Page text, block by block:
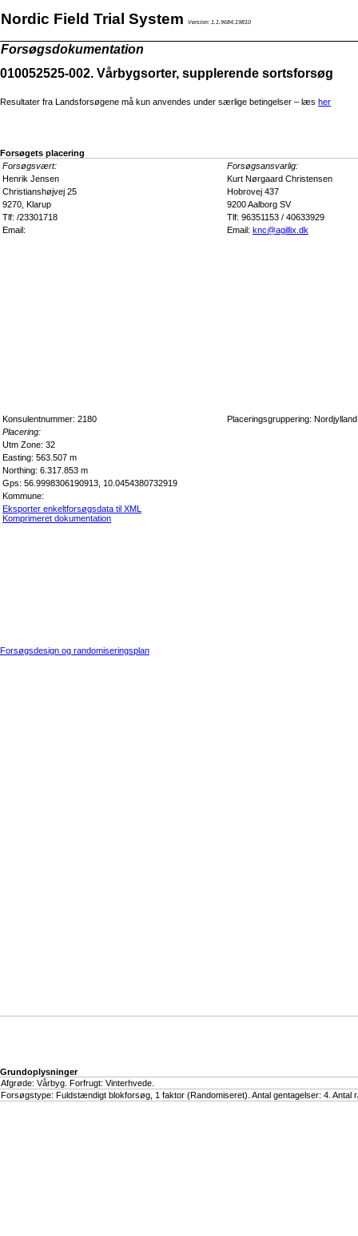
Nordic Field Trial System Version: 1.1.9684.19810
Forsøgsdokumentation
010052525-002. Vårbygsorter, supplerende sortsforsøg
Resultater fra Landsforsøgene må kun anvendes under særlige betingelser – læs her
Forsøgets placering
Forsøgsvært:
Forsøgsansvarlig:
Henrik Jensen
Kurt Nørgaard Christensen
Christianshøjvej 25
Hobrovej 437
9270, Klarup
9200 Aalborg SV
Tlf: /23301718
Tlf: 96351153 / 40633929
Email:
Email: knc@agillix.dk
Konsulentnummer: 2180
Placeringsgruppering: Nordjylland
Placering:
Utm Zone: 32
Easting: 563.507 m
Northing: 6.317.853 m
Gps: 56.9998306190913, 10.0454380732919
Kommune:
Eksporter enkeltforsøgsdata til XML
Komprimeret dokumentation
Forsøgsdesign og randomiseringsplan
Grundoplysninger
Afgrøde: Vårbyg. Forfrugt: Vinterhvede.
Forsøgstype: Fuldstændigt blokforsøg, 1 faktor (Randomiseret). Antal gentagelser: 4. Antal